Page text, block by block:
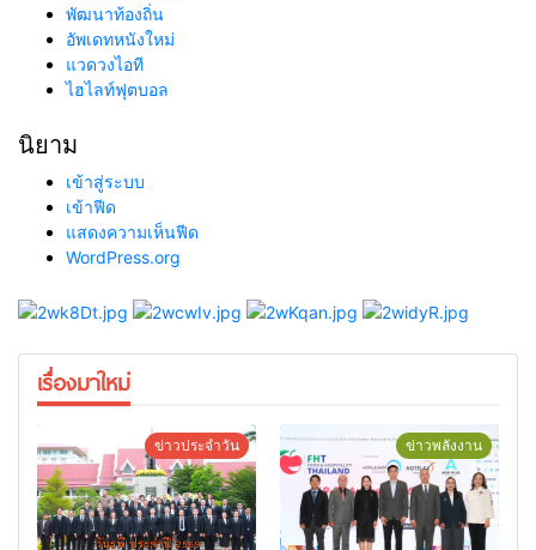
พัฒนาท้องถิ่น
อัพเดทหนังใหม่
แวดวงไอที
ไฮไลท์ฟุตบอล
นิยาม
เข้าสู่ระบบ
เข้าฟีด
แสดงความเห็นฟีด
WordPress.org
เรื่องมาใหม่
ข่าวประจำวัน ข่าวพลังงาน